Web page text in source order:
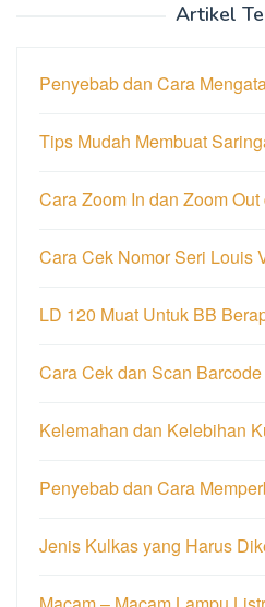
Artikel
Penyebab dan Cara
Tips Mudah Membuat
Cara Zoom In dan Zoom
Cara Cek Nomor Seri Louis
LD 120 Muat Untuk BB
Cara Cek dan Scan
Kelemahan dan Kelebihan
Penyebab dan Cara
Jenis Kulkas yang Harus